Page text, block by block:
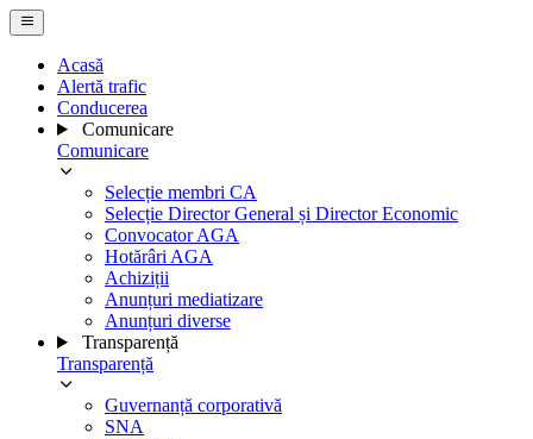
Acasă
Alertă trafic
Conducerea
Comunicare
Comunicare
Selecție membri CA
Selecție Director General și Director Economic
Convocator AGA
Hotărâri AGA
Achiziții
Anunțuri mediatizare
Anunțuri diverse
Transparență
Transparență
Guvernanță corporativă
SNA